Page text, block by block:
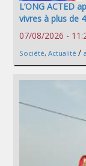
L’ONG ACTED
vivres à plus de
07/08/2026 -
Société, Actualité /